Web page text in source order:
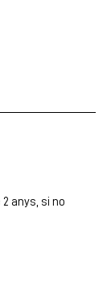
anys, si no